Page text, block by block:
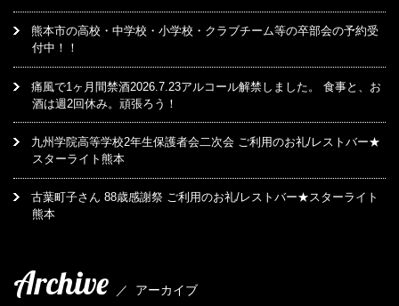
熊本市の高校・中学校・小学校・クラブチーム等の卒部会の予約受
付中！！
痛風で1ヶ月間禁酒2026.7.23アルコール解禁しました。 食事と、お
酒は週2回休み。頑張ろう！
九州学院高等学校2年生保護者会二次会 ご利用のお礼/レストバー★
スターライト熊本
古葉町子さん 88歳感謝祭 ご利用のお礼/レストバー★スターライト
熊本
Archive ／ アーカイブ